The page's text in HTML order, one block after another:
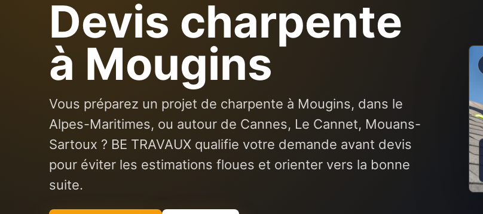
Devis charpente
à Mougins
Vous préparez un projet de charpente à Mougins, dans le
Alpes-Maritimes, ou autour de Cannes, Le Cannet, Mouans-
Sartoux ? BE TRAVAUX qualifie votre demande avant devis
pour éviter les estimations floues et orienter vers la bonne
suite.